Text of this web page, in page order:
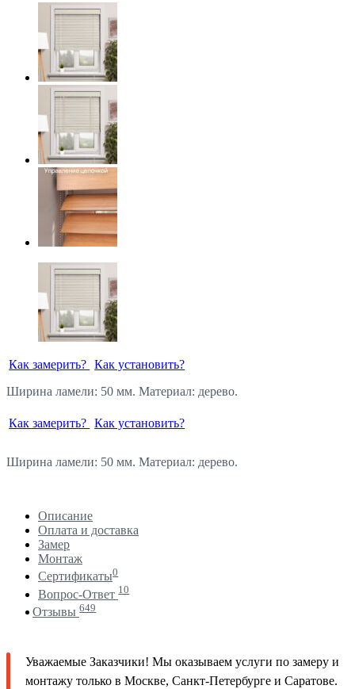
Как замерить? Как установить?
Ширина ламели: 50 мм. Материал: дерево.
Как замерить? Как установить?
Ширина ламели: 50 мм. Материал: дерево.
Описание
Оплата и доставка
Замер
Монтаж
Сертификаты0
Вопрос-Ответ 10
Отзывы 649
Уважаемые Заказчики! Мы оказываем услуги по замеру и
монтажу только в Москве, Санкт-Петербурге и Саратове.